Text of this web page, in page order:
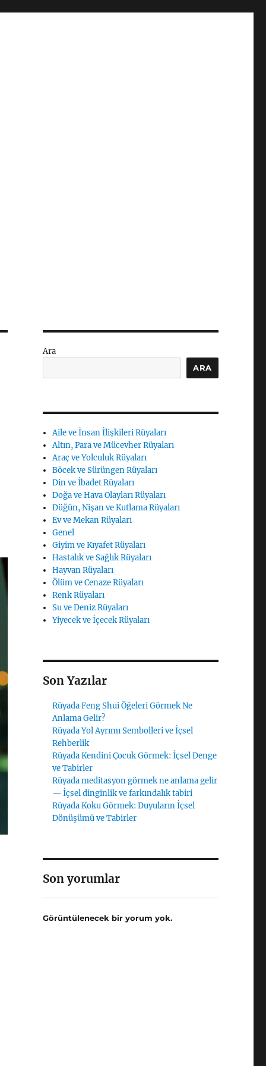
Ara
ARA
Aile ve İnsan İlişkileri Rüyaları
Altın, Para ve Mücevher Rüyaları
Araç ve Yolculuk Rüyaları
Böcek ve Sürüngen Rüyaları
Din ve İbadet Rüyaları
Doğa ve Hava Olayları Rüyaları
Düğün, Nişan ve Kutlama Rüyaları
Ev ve Mekan Rüyaları
Genel
Giyim ve Kıyafet Rüyaları
Hastalık ve Sağlık Rüyaları
Hayvan Rüyaları
Ölüm ve Cenaze Rüyaları
Renk Rüyaları
Su ve Deniz Rüyaları
Yiyecek ve İçecek Rüyaları
Son Yazılar
Rüyada Feng Shui Öğeleri Görmek Ne
Anlama Gelir?
Rüyada Yol Ayrımı Sembolleri ve İçsel
Rehberlik
Rüyada Kendini Çocuk Görmek: İçsel Denge
ve Tabirler
Rüyada meditasyon görmek ne anlama gelir
— İçsel dinginlik ve farkındalık tabiri
Rüyada Koku Görmek: Duyuların İçsel
Dönüşümü ve Tabirler
Son yorumlar
Görüntülenecek bir yorum yok.